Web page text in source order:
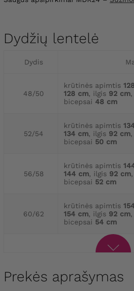
Dydžių lentelė
Dydis
48/50
krūtinės apimtis
128 cm, ilgis 92 cm
bicepsai 48 cm
52/54
krūtinės apimtis
134 cm, ilgis 92 cm
bicepsai 50 cm
56/58
krūtinės apimtis
144 cm, ilgis 92 cm
bicepsai 52 cm
60/62
krūtinės apimtis
154 cm, ilgis 92 cm
bicepsai 54 cm
Prekės aprašymas